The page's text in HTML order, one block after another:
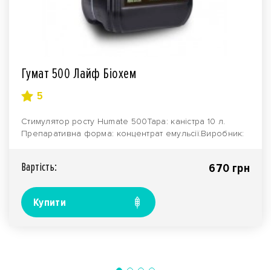
Гумат 500 Лайф Біохем
5
Стимулятор росту Нumate 500Тара: каністра 10 л.
Препаративна форма: концентрат емульсії.Виробник:
Вартiсть: 670 грн
Купити